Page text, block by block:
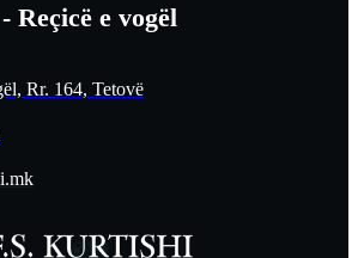
Reçicë e vogël
Rr. 164, Tetovë